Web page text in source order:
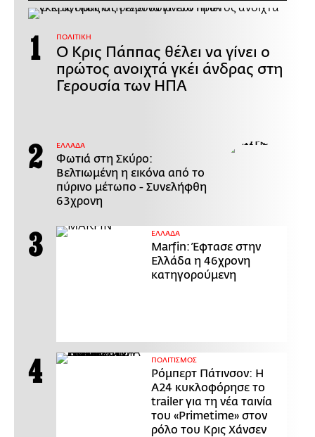
ΠΟΛΙΤΙΚΗ
Ο Κρις Πάππας θέλει να γίνει ο
πρώτος ανοιχτά γκέι άνδρας στη
Γερουσία των ΗΠΑ
ΕΛΛΑΔΑ
Φωτιά στη Σκύρο:
Βελτιωμένη η εικόνα από το
πύρινο μέτωπο - Συνελήφθη
63χρονη
ΕΛΛΑΔΑ
Marfin: Έφτασε στην
Ελλάδα η 46χρονη
κατηγορούμενη
ΠΟΛΙΤΙΣΜΟΣ
Ρόμπερτ Πάτινσον: Η
Α24 κυκλοφόρησε το
trailer για τη νέα ταινία
του «Primetime» στον
ρόλο του Κρις Χάνσεν